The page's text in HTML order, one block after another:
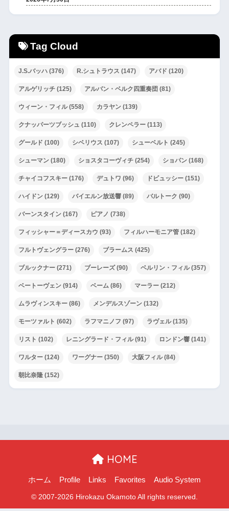
Tag Cloud
J.S.バッハ(376) R.シュトラウス (147) アバド (120)
アルゲリッチ(125) アルバン・ベルク四重奏団 (81)
ウィーン・フィル(558) カラヤン(139)
クナッパーツブッシュ (110) クレンペラー(113)
グールド (100) シベリウス (107) シューベルト (245)
シューマン(180) ショスタコーヴィチ(254) ショパン(168)
チャイコフスキー(176) デュトワ (96) ドビュッシー(151)
ハイドン(129) バイエルン放送響(89) バルトーク (90)
バーンスタイン(167) ピアノ (738)
フィッシャー＝ディースカウ (93) フィルハーモニア管(182)
フルトヴェングラー(276) ブラームス (425)
ブルックナー(271) ブーレーズ(90) ベルリン・フィル(357)
ベートーヴェン(914) ベーム (86) マーラー(212)
ムラヴィンスキー(86) メンデルスゾーン(132)
モーツァルト (602) ラフマニノフ (97) ラヴェル(135)
リスト (102) レニングラード・フィル(91) ロンドン響(141)
ワルター(124) ワーグナー(350) 大阪フィル(84)
朝比奈隆(152)
HOME
ホーム Profile Links Favorites Audio System